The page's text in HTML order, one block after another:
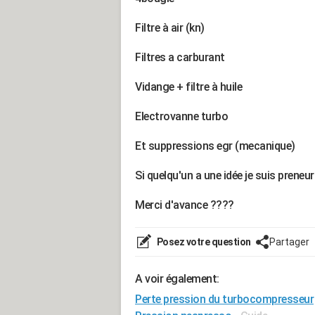
Filtre à air (kn)
Filtres a carburant
Vidange + filtre à huile
Electrovanne turbo
Et suppressions egr (mecanique)
Si quelqu'un a une idée je suis
Merci d'avance ????
Posez votre question Partager
A voir également:
Perte pression du turbocompresseur